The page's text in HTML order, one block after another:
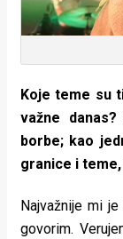
Koje teme su
važne
borbe; kao
granice i
Najvažnije mi
govorim.